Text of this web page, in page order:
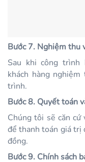
Bước 7. Nghiệm thu
Sau khi công trình
khách hàng
trình.
Bước 8. Quyết toán
Chúng tôi sẽ căn
để thanh toán giá trị
đồng.
Bước 9. Chính sách